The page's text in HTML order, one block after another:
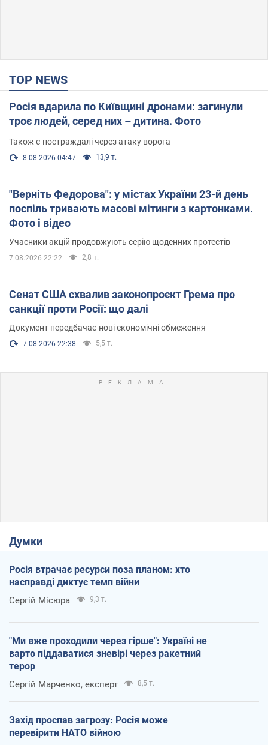
TOP NEWS
Росія вдарила по Київщині дронами: загинули
троє людей, серед них – дитина. Фото
Також є постраждалі через атаку ворога
8.08.2026 04:47 13,9 т.
"Верніть Федорова": у містах України 23-й день
поспіль тривають масові мітинги з картонками.
Фото і відео
Учасники акцій продовжують серію щоденних протестів
7.08.2026 22:22 2,8 т.
Сенат США схвалив законопроєкт Грема про
санкції проти Росії: що далі
Документ передбачає нові економічні обмеження
7.08.2026 22:38 5,5 т.
Думки
Росія втрачає ресурси поза планом: хто
насправді диктує темп війни
Сергій Місюра 9,3 т.
"Ми вже проходили через гірше": Україні не
варто піддаватися зневірі через ракетний
терор
Сергій Марченко, експерт 8,5 т.
Захід проспав загрозу: Росія може
перевірити НАТО війною